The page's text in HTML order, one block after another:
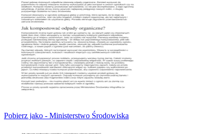
Pobierz jako - Ministerstwo Środowiska